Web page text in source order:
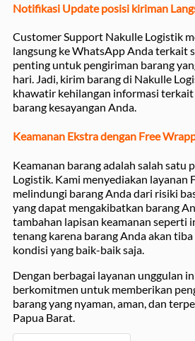
Notifikasi Update posisi kiriman
Customer Support Nakulle Logistik
langsung ke WhatsApp Anda terkait
penting untuk pengiriman barang
hari. Jadi, kirim barang di Nakulle
khawatir kehilangan informasi
barang kesayangan Anda.
Keamanan Ekstra dengan Free
Keamanan barang adalah salah satu
Logistik. Kami menyediakan layanan
melindungi barang Anda dari risiki
yang dapat mengakibatkan barang
tambahan lapisan keamanan seperti
tenang karena barang Anda akan
kondisi yang baik-baik saja.
Dengan berbagai layanan unggulan
berkomitmen untuk memberikan
barang yang nyaman, aman, dan
Papua Barat.